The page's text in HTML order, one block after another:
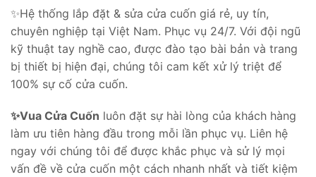
✨Hệ thống lắp đặt & sửa cửa cuốn giá rẻ, uy tín,
chuyên nghiệp tại Việt Nam. Phục vụ 24/7. Với đội ngũ
kỹ thuật tay nghề cao, được đào tạo bài bản và trang
bị thiết bị hiện đại, chúng tôi cam kết xử lý triệt để
100% sự cố cửa cuốn.
✨Vua Cửa Cuốn luôn đặt sự hài lòng của khách hàng
làm ưu tiên hàng đầu trong mỗi lần phục vụ. Liên hệ
ngay với chúng tôi để được khắc phục và sử lý mọi
vấn đề về cửa cuốn một cách nhanh nhất và tiết kiệm